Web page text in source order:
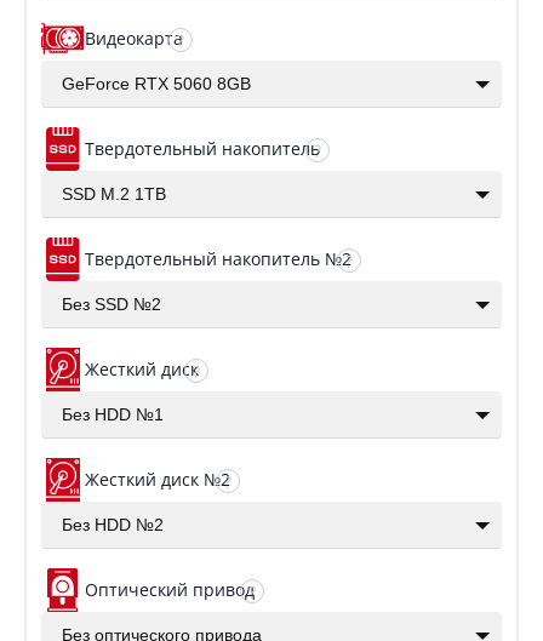
Видеокарта?
GeForce RTX 5060 8GB
Твердотельный накопитель?
SSD M.2 1TB
Твердотельный накопитель №2?
Без SSD №2
Жесткий диск?
Без HDD №1
Жесткий диск №2?
Без HDD №2
Оптический привод?
Без оптического привода